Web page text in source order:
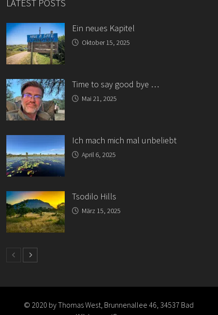
LATEST POSTS
Ein neues Kapitel
Oktober 15, 2025
Time to say good bye …
Mai 21, 2025
Ich mach mich mal unbeliebt
April 6, 2025
Tsodilo Hills
März 15, 2025
© 2020 by Thomas West, Brunnenallee 46, 34537 Bad